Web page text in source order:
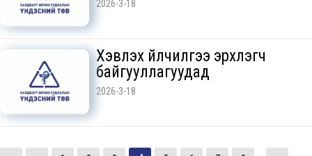
2026-3-18
Хэвлэх үйлчилгээ эрхлэгч
байгууллагуудад
2026-3-18